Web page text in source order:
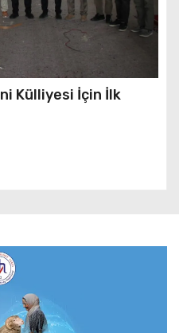
Külliyesi İçin İlk